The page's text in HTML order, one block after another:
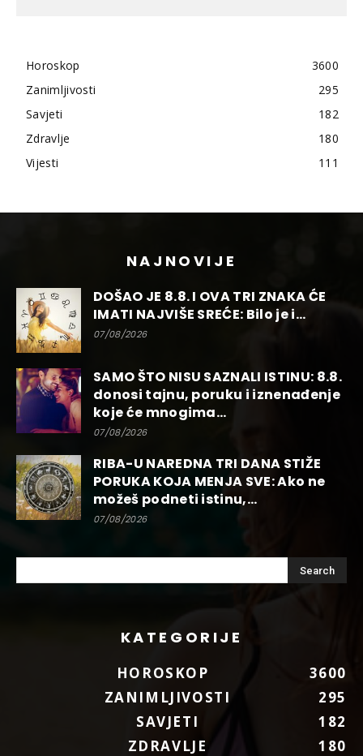
Horoskop
3600
Zanimljivosti
295
Savjeti
182
Zdravlje
180
Vijesti
111
NAJNOVIJE
DOŠAO JE 8.8. I OVA TRI ZNAKA ĆE
IMATI NAJVIŠE SREĆE: Bilo je i...
07/08/2026
SAMO ŠTO NISU SAZNALI ISTINU: 8.8.
donosi tajnu, poruku i iznenađenje
koje će mnogima...
07/08/2026
RIBA-U NAREDNA TRI DANA STIŽE
PORUKA KOJA MENJA SVE: Ako ne
možeš podneti istinu,...
07/08/2026
KATEGORIJE
HOROSKOP
3600
ZANIMLJIVOSTI
295
SAVJETI
182
ZDRAVLJE
180